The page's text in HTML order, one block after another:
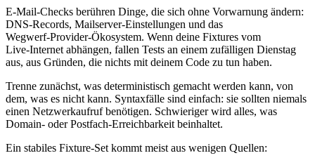
E‑Mail‑Checks berühren Dinge, die sich ohne Vorwarnung ändern:
DNS‑Records, Mailserver‑Einstellungen und das
Wegwerf‑Provider‑Ökosystem. Wenn deine Fixtures vom
Live‑Internet abhängen, fallen Tests an einem zufälligen Dienstag
aus, aus Gründen, die nichts mit deinem Code zu tun haben.
Trenne zunächst, was deterministisch gemacht werden kann, von
dem, was es nicht kann. Syntaxfälle sind einfach: sie sollten niemals
einen Netzwerkaufruf benötigen. Schwieriger wird alles, was
Domain‑ oder Postfach‑Erreichbarkeit beinhaltet.
Ein stabiles Fixture‑Set kommt meist aus wenigen Quellen: